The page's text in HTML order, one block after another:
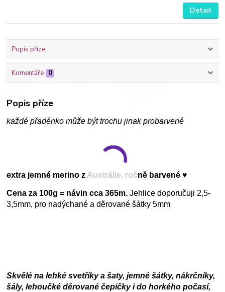
Detail
Popis příze
Komentáře 0
Popis příze
každé přadénko může být trochu jinak probarvené
extra jemné merino z Austrálie, ručně barvené ♥
Cena za 100g = návin cca 365m. Jehlice doporučuji 2,5-
3,5mm, pro nadýchané a děrované šátky 5mm
Skvělé na lehké svetříky a šaty, jemné šátky, nákrčníky,
šály, lehoučké děrované čepičky i do horkého počasí,